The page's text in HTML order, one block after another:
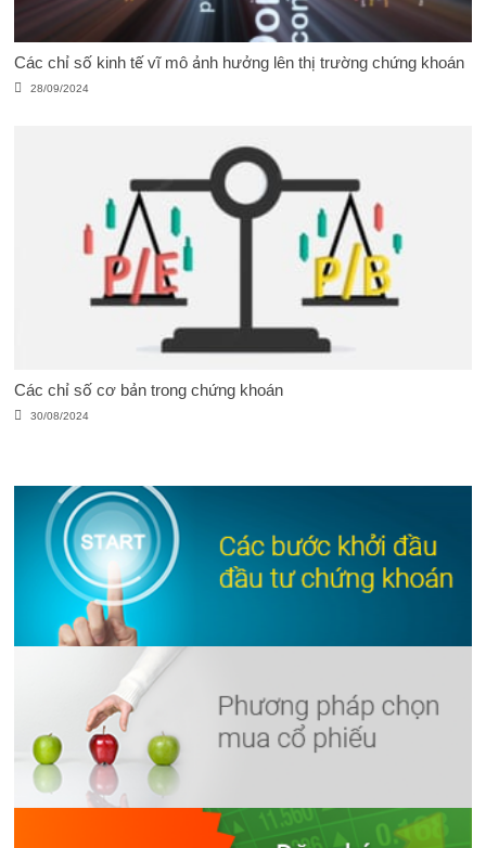
Các chỉ số kinh tế vĩ mô ảnh hưởng lên thị trường chứng khoán
28/09/2024
Các chỉ số cơ bản trong chứng khoán
30/08/2024